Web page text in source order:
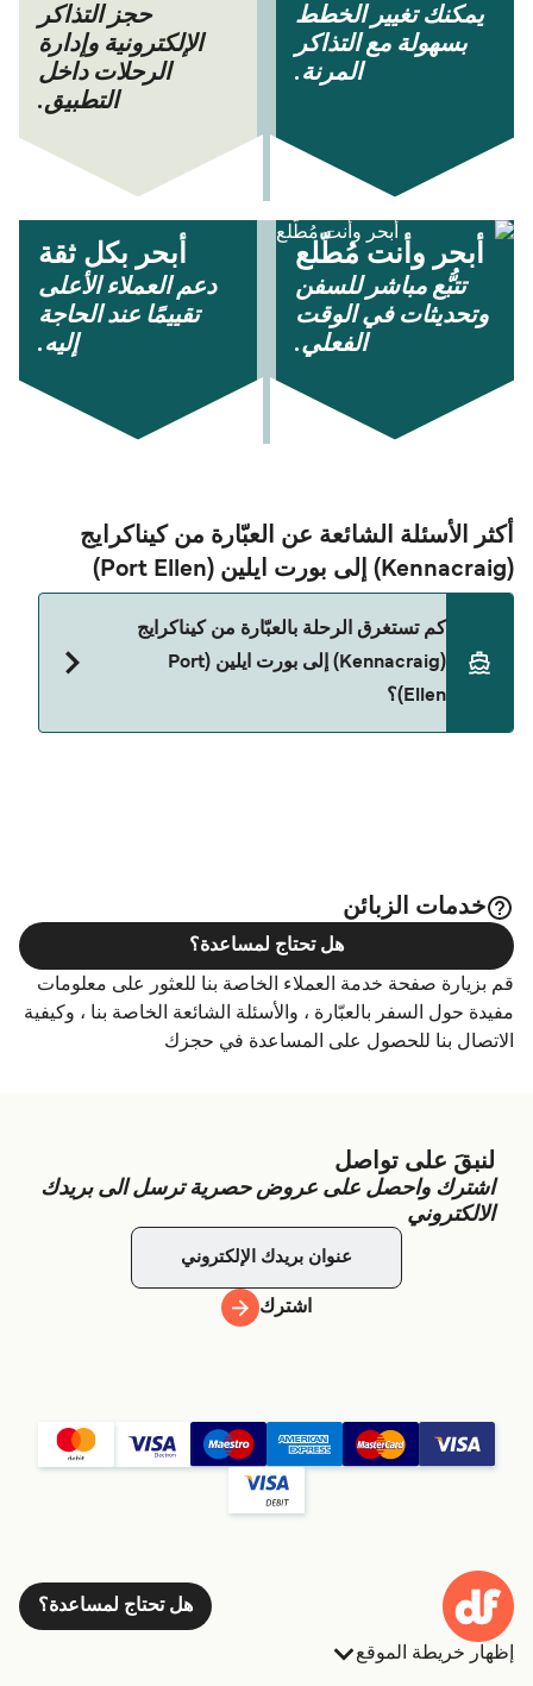
يمكنك تغيير الخطط
بسهولة مع التذاكر
المرنة.
حجز التذاكر
الإلكترونية وإدارة
الرحلات داخل
التطبيق.
أبحر وأنت مُطّلع
تتبُّع مباشر للسفن
وتحديثات في الوقت
الفعلي.
أبحر بكل ثقة
دعم العملاء الأعلى
تقييمًا عند الحاجة
إليه.
أكثر الأسئلة الشائعة عن العبّارة من كيناكرايج
(Kennacraig) إلى بورت ايلين (Port Ellen)
كم تستغرق الرحلة بالعبّارة من كيناكرايج
(Kennacraig) إلى بورت ايلين (Port
Ellen)؟
خدمات الزبائن
قم بزيارة صفحة خدمة العملاء الخاصة بنا للعثور على معلومات
مفيدة حول السفر بالعبّارة ، والأسئلة الشائعة الخاصة بنا ، وكيفية
الاتصال بنا للحصول على المساعدة في حجزك
هل تحتاج لمساعدة؟
لنبقَ على تواصل
اشترك واحصل على عروض حصرية ترسل الى بريدك
الالكتروني
اشترك
هل تحتاج لمساعدة؟
إظهار خريطة الموقع